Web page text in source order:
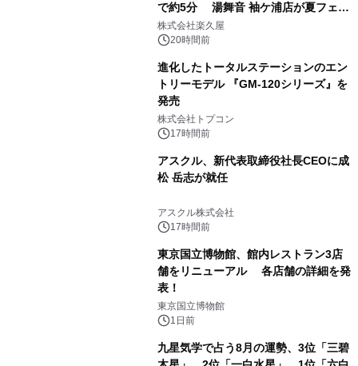
で約5分 湯舞音 袖ケ浦店が夏フェア
メニューを提供
株式会社楽久屋
20時間前
進化したトータルステーションのエン
トリーモデル 『GM-120シリーズ』を
発売
株式会社トプコン
17時間前
アスクル、新代表取締役社長CEOに成
松 岳志が就任
アスクル株式会社
17時間前
東京国立博物館、館内レストラン3店
舗をリニューアル 各店舗の詳細を発
表！
東京国立博物館
1日前
九星気学で占う8月の運勢、3位「三碧